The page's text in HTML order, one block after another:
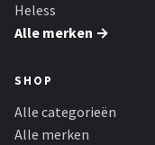
Heless
Alle merken →
SHOP
Alle categorieën
Alle merken